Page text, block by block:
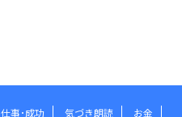
仕事･成功 気づき朗読 お金